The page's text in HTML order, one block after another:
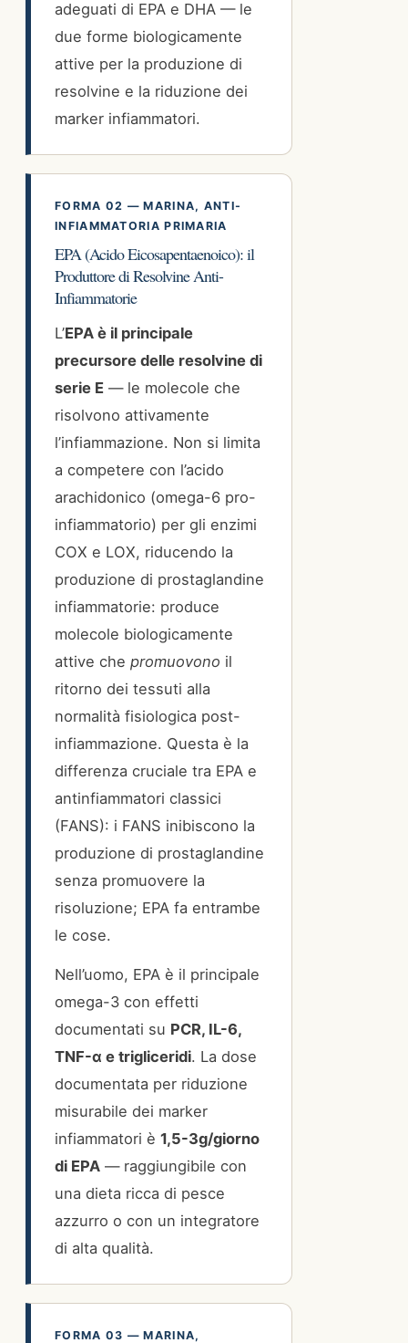
adeguati di EPA e DHA — le
due forme biologicamente
attive per la produzione di
resolvine e la riduzione dei
marker infiammatori.
FORMA 02 — MARINA, ANTI-
INFIAMMATORIA PRIMARIA
EPA (Acido Eicosapentaenoico): il
Produttore di Resolvine Anti-
Infiammatorie
L’EPA è il principale
precursore delle resolvine di
serie E — le molecole che
risolvono attivamente
l’infiammazione. Non si limita
a competere con l’acido
arachidonico (omega-6 pro-
infiammatorio) per gli enzimi
COX e LOX, riducendo la
produzione di prostaglandine
infiammatorie: produce
molecole biologicamente
attive che promuovono il
ritorno dei tessuti alla
normalità fisiologica post-
infiammazione. Questa è la
differenza cruciale tra EPA e
antinfiammatori classici
(FANS): i FANS inibiscono la
produzione di prostaglandine
senza promuovere la
risoluzione; EPA fa entrambe
le cose.
Nell’uomo, EPA è il principale
omega-3 con effetti
documentati su PCR, IL-6,
TNF-α e trigliceridi. La dose
documentata per riduzione
misurabile dei marker
infiammatori è 1,5-3g/giorno
di EPA — raggiungibile con
una dieta ricca di pesce
azzurro o con un integratore
di alta qualità.
FORMA 03 — MARINA,